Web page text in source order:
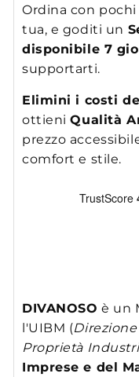
Ordina con
tua, e goditi un
disponibile 7
supportarti.
Elimini i costi
ottieniQualità
prezzo
comfort e stile.
DIVANOSO è un
l'UIBM (
Proprietà
Imprese e del